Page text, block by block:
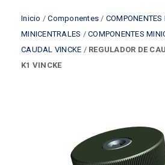
Inicio /Componentes /
MINICENTRALES / COMPONENTES
CAUDAL VINCKE / REGULADOR DE
K1 VINCKE